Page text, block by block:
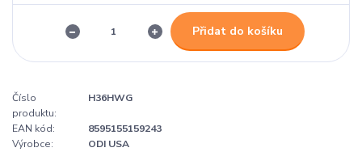
Přidat do košíku
Číslo
produktu:
H36HWG
EAN kód:
8595155159243
Výrobce:
ODI USA